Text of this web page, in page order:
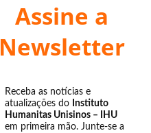
Assine a
Newsletter
Receba as notícias e
atualizações do Instituto
Humanitas Unisinos – IHU
em primeira mão. Junte-se a